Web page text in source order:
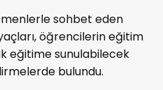
sohbet eden
öğrencilerin eğitim
eğitime sunulabilecek
bulundu.